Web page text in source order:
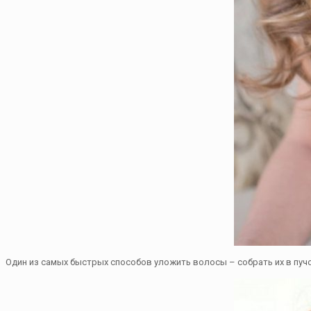
Один из самых быстрых способов уложить волосы – собрать их в